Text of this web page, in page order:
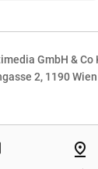
GmbH & Co
2, 1190 Wien
pin_drop